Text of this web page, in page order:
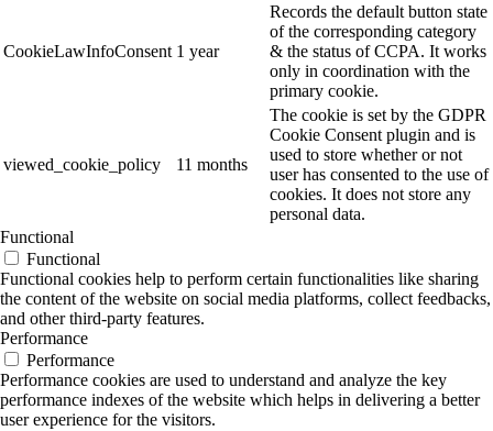
CookieLawInfoConsent 1 year
Records the default button state
of the corresponding category
& the status of CCPA. It works
only in coordination with the
primary cookie.
viewed_cookie_policy 11 months
The cookie is set by the GDPR
Cookie Consent plugin and is
used to store whether or not
user has consented to the use of
cookies. It does not store any
personal data.
Functional
Functional
Functional cookies help to perform certain functionalities like sharing
the content of the website on social media platforms, collect feedbacks,
and other third-party features.
Performance
Performance
Performance cookies are used to understand and analyze the key
performance indexes of the website which helps in delivering a better
user experience for the visitors.